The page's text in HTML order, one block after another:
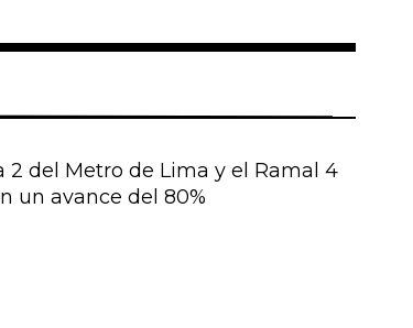
2 del Metro de Lima y el Ramal 4
un avance del 80%